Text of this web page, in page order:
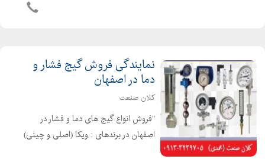
نمایندگی فروش گیج فشار و
دما در اصفهان
کلان صنعت
"فروش انواع گیج های دما و فشار در
اصفهان در برندهای : ویکا (اصلی و چینی)